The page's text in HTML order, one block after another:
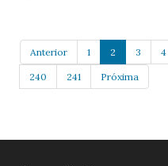
Anterior 1 2 3 4
240 241 Próxima